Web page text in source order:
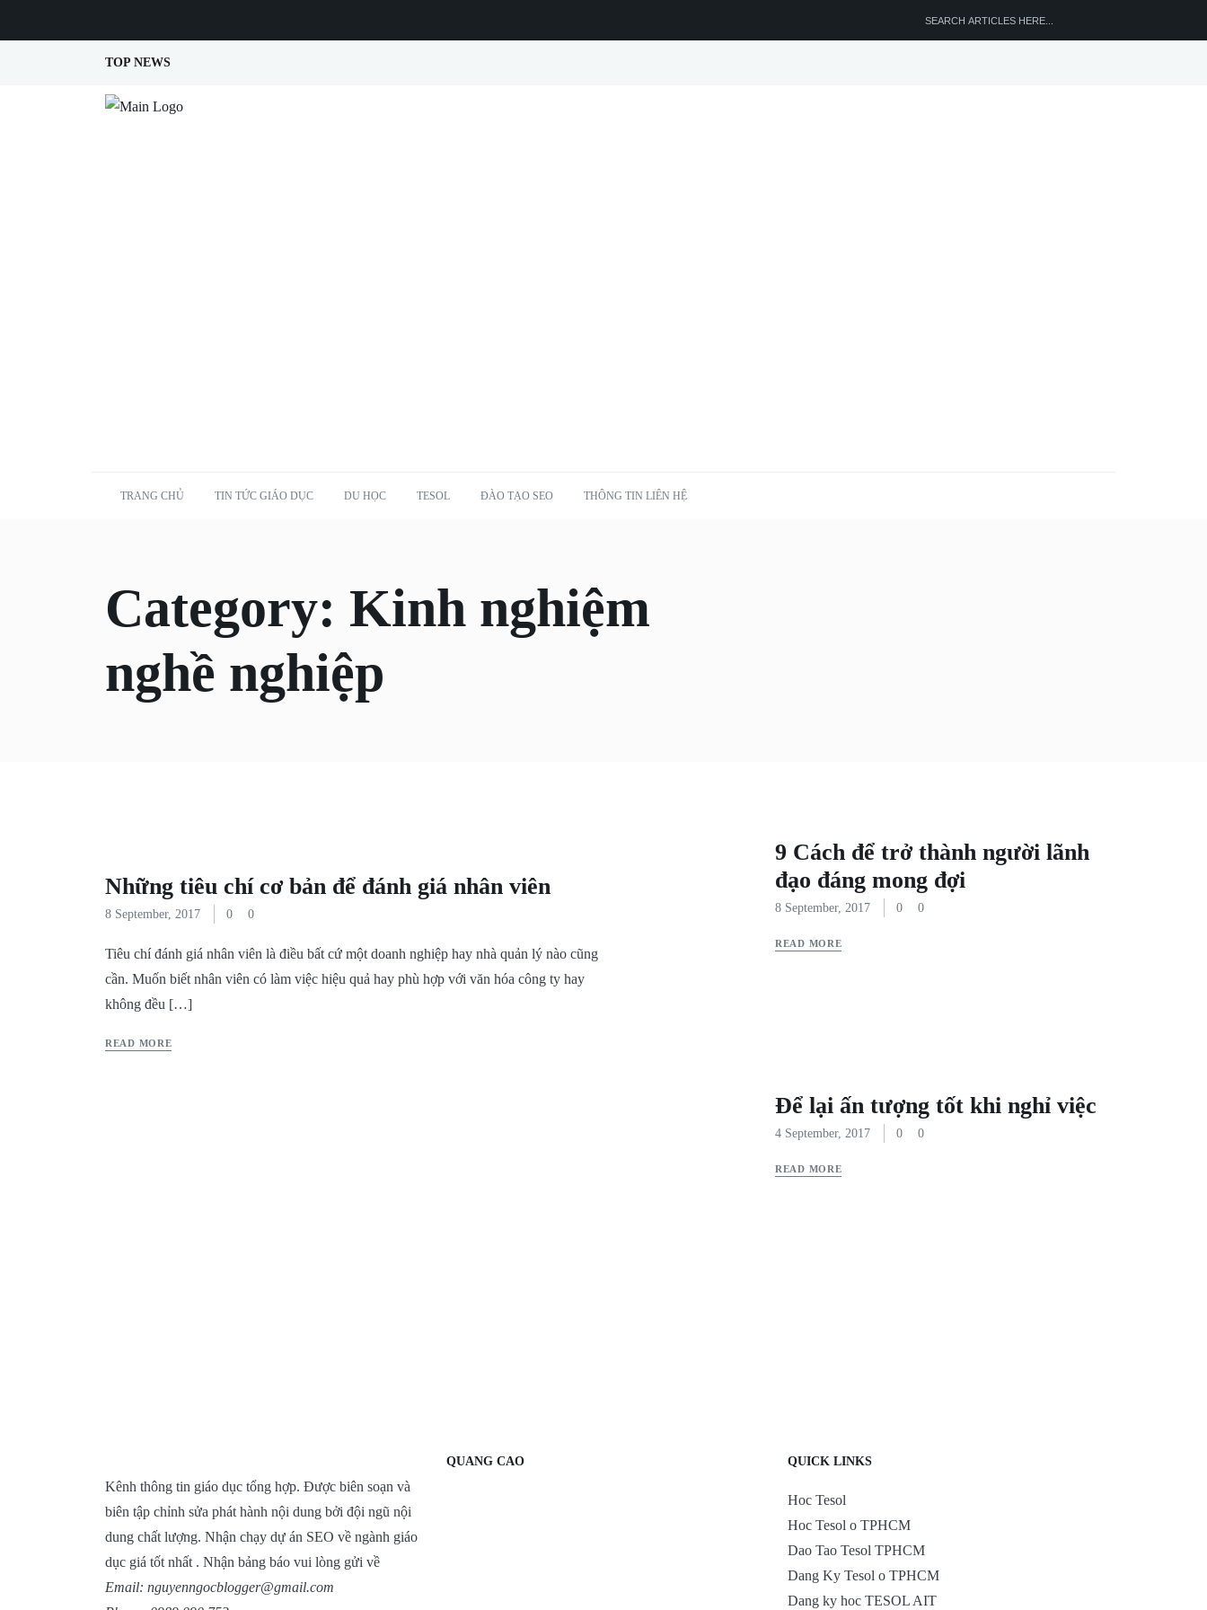
TOP NEWS
TRANG CHỦ TIN TỨC GIÁO DỤC DU HỌC TESOL ĐÀO TẠO SEO THÔNG TIN LIÊN HỆ
Category: Kinh nghiệm
nghề nghiệp
Những tiêu chí cơ bản để đánh giá nhân viên
8 September, 2017 0 0
Tiêu chí đánh giá nhân viên là điều bất cứ một doanh nghiệp hay nhà quản lý nào cũng
cần. Muốn biết nhân viên có làm việc hiệu quả hay phù hợp với văn hóa công ty hay
không đều […]
READ MORE
9 Cách để trở thành người lãnh
đạo đáng mong đợi
8 September, 2017 0 0
READ MORE
Để lại ấn tượng tốt khi nghỉ việc
4 September, 2017 0 0
READ MORE
Kênh thông tin giáo dục tổng hợp. Được biên soạn và
biên tập chỉnh sửa phát hành nội dung bởi đội ngũ nội
dung chất lượng. Nhận chạy dự án SEO về ngành giáo
dục giá tốt nhất . Nhận bảng báo vui lòng gửi về
Email: nguyenngocblogger@gmail.com
QUANG CAO QUICK LINKS
Hoc Tesol
Hoc Tesol o TPHCM
Dao Tao Tesol TPHCM
Dang Ky Tesol o TPHCM
Dang ky hoc TESOL AIT